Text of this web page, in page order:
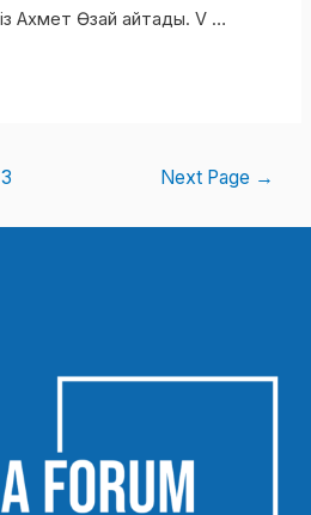
Ахмет Өзай айтады. V …
3 Next Page →